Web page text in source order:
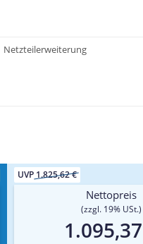
Netzteilerweiterung
UVP 1.825,62 €
Nettopreis
(zzgl. 19% USt.)